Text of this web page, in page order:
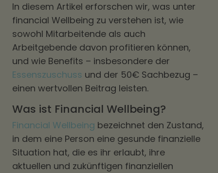
In diesem Artikel erforschen wir, was unter
financial Wellbeing zu verstehen ist, wie
sowohl Mitarbeitende als auch
Arbeitgebende davon profitieren können,
und wie Benefits – insbesondere der
Essenszuschuss und der 50€ Sachbezug –
einen wertvollen Beitrag leisten.
Was ist Financial Wellbeing?
Financial Wellbeing bezeichnet den Zustand,
in dem eine Person eine gesunde finanzielle
Situation hat, die es ihr erlaubt, ihre
aktuellen und zukünftigen finanziellen